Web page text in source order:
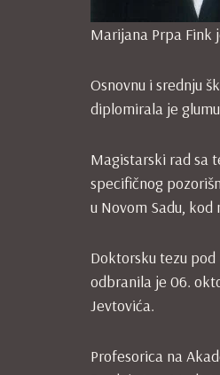
Marijana Prpa Fink
Osnovnu i srednju
diplomirala je
Magistarski rad sa
specifičnog
u Novom Sadu,
Doktorsku tezu
odbranila je 06.
Jevtovića.
Profesorica na